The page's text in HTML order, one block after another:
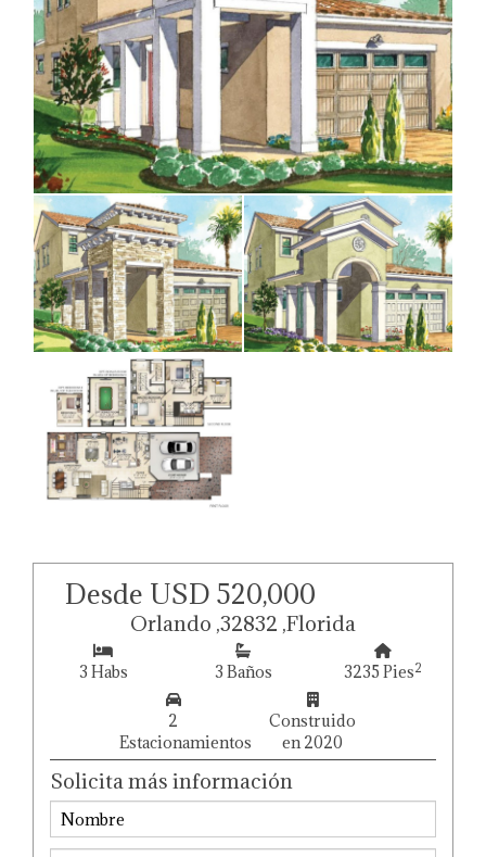
Desde USD 520,000
Orlando ,32832 ,Florida
3 Habs 3 Baños 3235 Pies2
2
Estacionamientos
Construido
en 2020
Solicita más información